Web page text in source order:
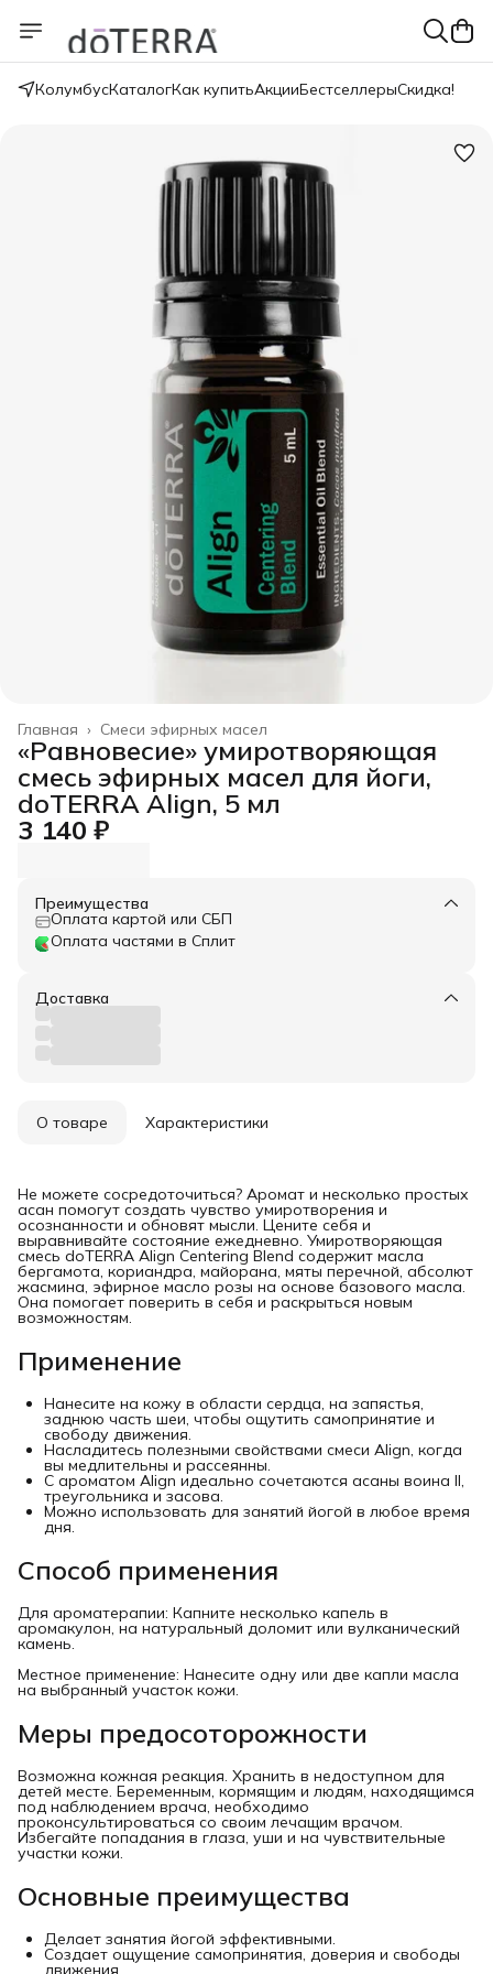
КолумбусКаталогКак купитьАкцииБестселлерыСкидка!
Смеси эфирных масел
Главная ›
«Равновесие» умиротворяющая
смесь эфирных масел для йоги,
doTERRA Align, 5 мл
3 140 ₽
Преимущества
Оплата картой или СБП
Оплата частями в Сплит
Доставка
О товаре Характеристики
Не можете сосредоточиться? Аромат и несколько простых
асан помогут создать чувство умиротворения и
осознанности и обновят мысли. Цените себя и
выравнивайте состояние ежедневно. Умиротворяющая
смесь doTERRA Align Centering Blend содержит масла
бергамота, кориандра, майорана, мяты перечной, абсолют
жасмина, эфирное масло розы на основе базового масла.
Она помогает поверить в себя и раскрыться новым
возможностям.
Применение
Нанесите на кожу в области сердца, на запястья,
заднюю часть шеи, чтобы ощутить самопринятие и
свободу движения.
Насладитесь полезными свойствами смеси Align, когда
вы медлительны и рассеянны.
С ароматом Align идеально сочетаются асаны воина II,
треугольника и засова.
Можно использовать для занятий йогой в любое время
дня.
Способ применения
Для ароматерапии: Капните несколько капель в
аромакулон, на натуральный доломит или вулканический
камень.
Местное применение: Нанесите одну или две капли масла
на выбранный участок кожи.
Меры предосоторожности
Возможна кожная реакция. Хранить в недоступном для
детей месте. Беременным, кормящим и людям, находящимся
под наблюдением врача, необходимо
проконсультироваться со своим лечащим врачом.
Избегайте попадания в глаза, уши и на чувствительные
участки кожи.
Основные преимущества
Делает занятия йогой эффективными.
Создает ощущение самопринятия, доверия и свободы
движения.